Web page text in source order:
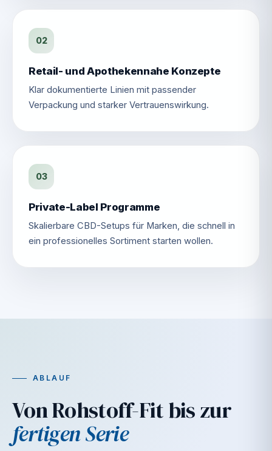
02
Retail- und Apothekennahe Konzepte
Klar dokumentierte Linien mit passender
Verpackung und starker Vertrauenswirkung.
03
Private-Label Programme
Skalierbare CBD-Setups für Marken, die schnell in
ein professionelles Sortiment starten wollen.
ABLAUF
Von Rohstoff-Fit bis zur
fertigen Serie